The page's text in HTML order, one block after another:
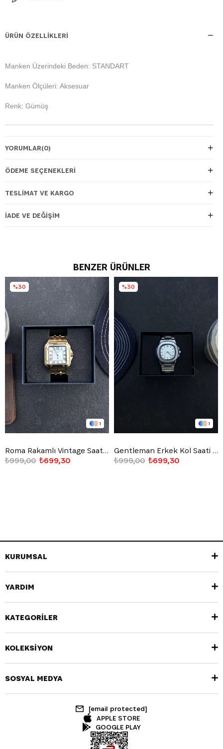
ÜRÜN ÖZELLIKLERI
Manken Üzerindeki Beden: STANDART
Manken Ölçüleri: Aksesuar
Renk: Gümüş
YORUMLAR(0)
ÖDEME SEÇENEKLERI
TESLIMAT VE KARGO
İADE VE DEĞIŞIM
BENZER ÜRÜNLER
1
Roma Rakamlı Vintage Saat Altın Sarısı
₺699,30
₺999,00
%30
1
Gentleman Erkek Kol Saati Beyaz
₺699,30
₺999,00
%30
KURUMSAL
YARDIM
KATEGORİLER
KOLEKSİYON
SOSYAL MEDYA
[email protected]
APPLE STORE
GOOGLE PLAY